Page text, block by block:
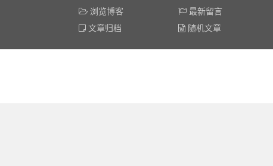
浏览博客
最新留言
文章归档
随机文章